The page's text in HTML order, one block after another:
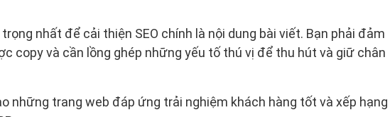
nhất để cải thiện SEO chính là nội dung bài viết. Bạn phải đảm
copy và cần lồng ghép những yếu tố thú vị để thu hút và giữ chân
những trang web đáp ứng trải nghiệm khách hàng tốt và xếp hạng